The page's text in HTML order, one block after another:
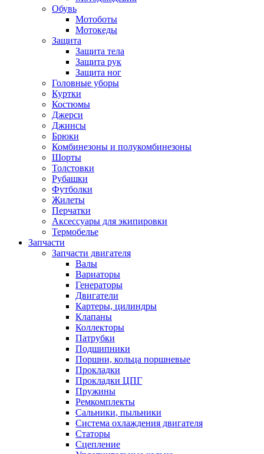
Обувь
Мотоботы
Мотокеды
Защита
Защита тела
Защита рук
Защита ног
Головные уборы
Куртки
Костюмы
Джерси
Джинсы
Брюки
Комбинезоны и полукомбинезоны
Шорты
Толстовки
Рубашки
Футболки
Жилеты
Перчатки
Аксессуары для экипировки
Термобелье
Запчасти
Запчасти двигателя
Валы
Вариаторы
Генераторы
Двигатели
Картеры, цилиндры
Клапаны
Коллекторы
Патрубки
Подшипники
Поршни, кольца поршневые
Прокладки
Прокладки ЦПГ
Пружины
Ремкомплекты
Сальники, пыльники
Система охлаждения двигателя
Статоры
Сцепление